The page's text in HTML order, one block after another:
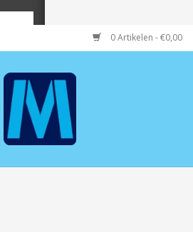
0 Artikelen - €0,00